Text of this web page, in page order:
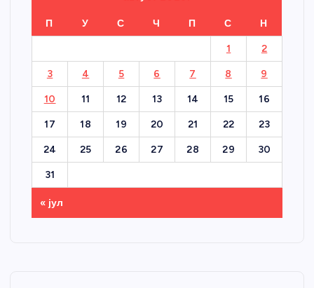
П У С Ч П С Н
1 2
3 4 5 6 7 8 9
10 11 12 13 14 15 16
17 18 19 20 21 22 23
24 25 26 27 28 29 30
31
« јул